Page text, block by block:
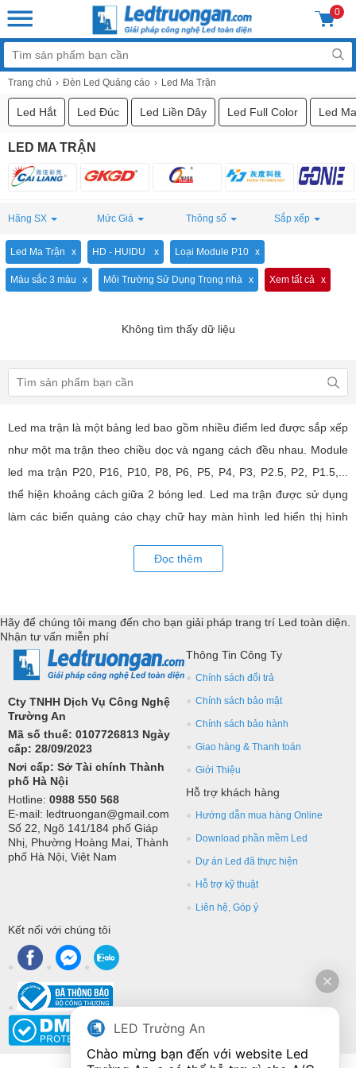
0
Trang chủ Đèn Led Quảng cáo Led Ma Trận
Led Hắt Led Đúc Led Liền Dây Led Full Color Led
LED MA TRẬN
Hãng SX Mức Giá Thông số Sắp xếp
Led Ma Trận HD - HUIDU Loại Module P10
Màu sắc 3 màu Môi Trường Sử Dụng Trong nhà Xem tất cả
Không tìm thấy dữ liệu
Led ma trận là một bảng led bao gồm nhiều điểm led được sắp xếp
như một ma trận theo chiều dọc và ngang cách đều nhau. Module
led ma trận P20, P16, P10, P8, P6, P5, P4, P3, P2.5, P2, P1.5,...
thể hiện khoảng cách giữa 2 bóng led. Led ma trận được sử dụng
làm các biển quảng cáo chạy chữ hay màn hình led hiển thị hình
nhiều lĩnh vực của cuộc sống. LED Trường An cung cấp tất cả các
YRL,...Tư vấn giả pháp, hỗ trợ kỹ thuật chuyên sâu cho các
ứng dụng trang trí led.
Đọc thêm
Hãy để chúng tôi mang đến cho bạn giải pháp trang trí Led toàn diện.
Nhận tư vấn miễn phí
Cty TNHH Dịch Vụ Công Nghệ
Trường An
Mã số thuế: 0107726813 Ngày
cấp: 28/09/2023
Nơi cấp: Sở Tài chính Thành
phố Hà Nội
Hotline: 0988 550 568
E-mail: ledtruongan@gmail.com
Số 22, Ngõ 141/184 phố Giáp
Nhị, Phường Hoàng Mai, Thành
phố Hà Nội, Việt Nam
Thông Tin Công Ty
Chính sách đổi trả
Chính sách bảo mật
Chính sách bảo hành
Giao hàng & Thanh toán
Giới Thiệu
Hỗ trợ khách hàng
Hướng dẫn mua hàng Online
Download phần mềm Led
Dự án Led đã thực hiện
Hỗ trợ kỹ thuật
Liên hệ, Góp ý
Kết nối với chúng tôi
LED Trường An
Chào mừng bạn đến với website Led